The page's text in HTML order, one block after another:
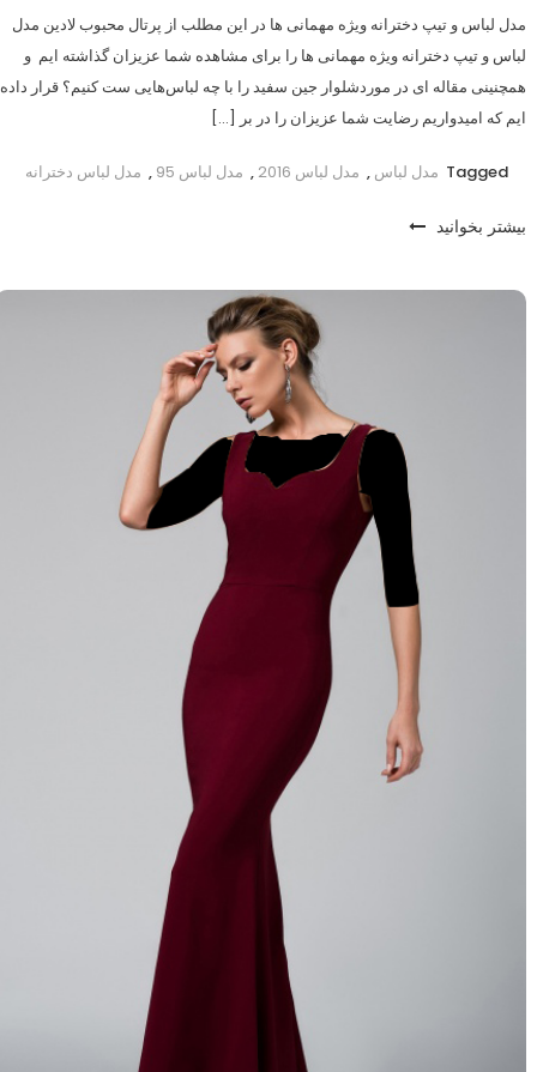
مدل لباس و تیپ دخترانه ویژه مهمانی ها در این مطلب از پرتال محبوب لادین مدل
لباس و تیپ دخترانه ویژه مهمانی ها را برای مشاهده شما عزیزان گذاشته ایم و
همچنینی مقاله ای در موردشلوار جین سفید را با چه لباس‌هایی ست کنیم؟ قرار داده
ایم که امیدواریم رضایت شما عزیزان را در بر […]
Tagged مدل لباس , مدل لباس 2016 , مدل لباس 95 , مدل لباس دخترانه
بیشتر بخوانید